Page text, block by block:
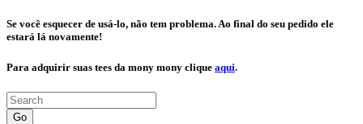
Se você esquecer de usá-lo, não tem problema. Ao final do seu pedido ele
estará lá novamente!
Para adquirir suas tees da mony mony clique aqui.
Go